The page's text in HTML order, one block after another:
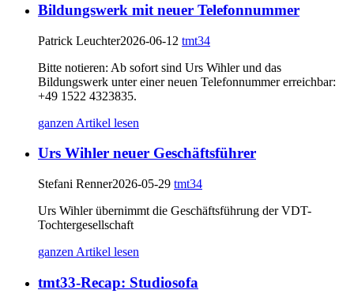
Bildungswerk mit neuer Telefonnummer
Patrick Leuchter2026-06-12 tmt34
Bitte notieren: Ab sofort sind Urs Wihler und das
Bildungswerk unter einer neuen Telefonnummer erreichbar:
+49 1522 4323835.
ganzen Artikel lesen
Urs Wihler neuer Geschäftsführer
Stefani Renner2026-05-29 tmt34
Urs Wihler übernimmt die Geschäftsführung der VDT-
Tochtergesellschaft
ganzen Artikel lesen
tmt33-Recap: Studiosofa